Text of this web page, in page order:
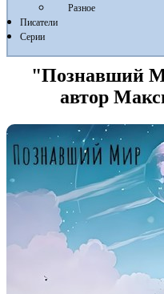
Разное
Писатели
Серии
"Познавший
автор